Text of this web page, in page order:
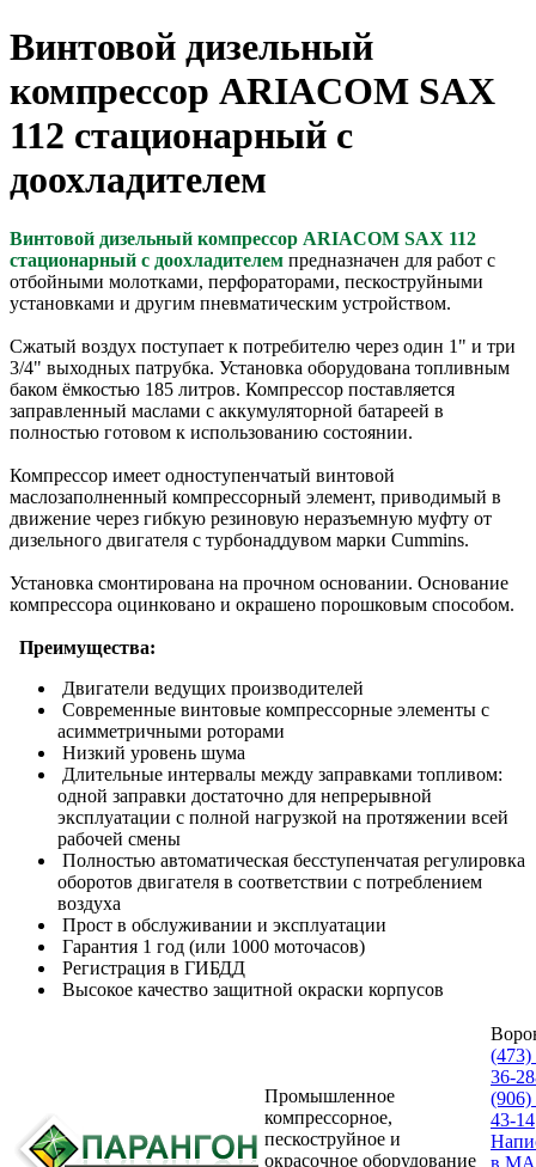
Винтовой дизельный
компрессор ARIACOM SAX
112 стационарный с
доохладителем
Винтовой дизельный компрессор ARIACOM SAX 112
стационарный с доохладителем предназначен для работ с
отбойными молотками, перфораторами, пескоструйными
установками и другим пневматическим устройством.
Сжатый воздух поступает к потребителю через один 1" и три
3/4" выходных патрубка. Установка оборудована топливным
баком ёмкостью 185 литров. Компрессор поставляется
заправленный маслами с аккумуляторной батареей в
полностью готовом к использованию состоянии.
Компрессор имеет одноступенчатый винтовой
маслозаполненный компрессорный элемент, приводимый в
движение через гибкую резиновую неразъемную муфту от
дизельного двигателя с турбонаддувом марки Cummins.
Установка смонтирована на прочном основании. Основание
компрессора оцинковано и окрашено порошковым способом.
Преимущества:
Двигатели ведущих производителей
Современные винтовые компрессорные элементы с
асимметричными роторами
Низкий уровень шума
Длительные интервалы между заправками топливом:
одной заправки достаточно для непрерывной
эксплуатации с полной нагрузкой на протяжении всей
рабочей смены
Полностью автоматическая бесступенчатая регулировка
оборотов двигателя в соответствии с потреблением
воздуха
Прост в обслуживании и эксплуатации
Гарантия 1 год (или 1000 моточасов)
Регистрация в ГИБДД
Высокое качество защитной окраски корпусов
Промышленное
компрессорное,
пескоструйное и
окрасочное оборудование
(473)
36-28
(906)
43-14
в